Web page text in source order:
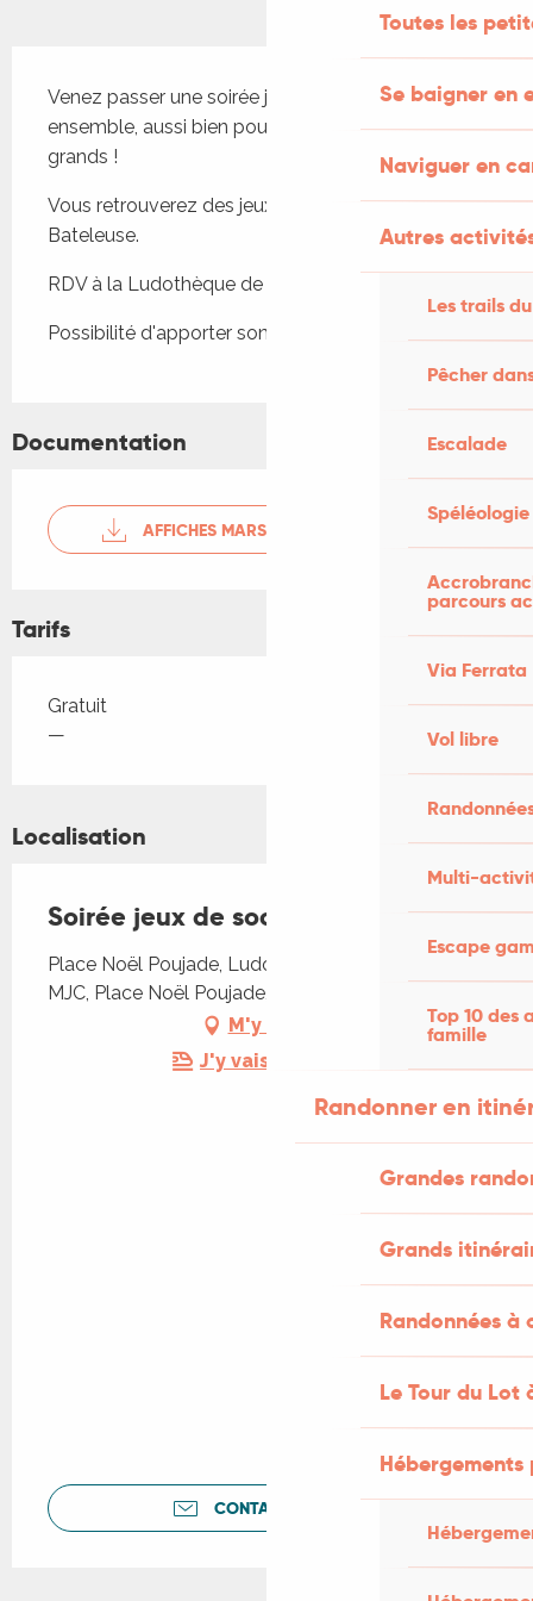
Toutes les
Se baigner en
Naviguer en
Autres
Les trails
Pêcher
Escalade
Spéléologie
parcours
Via Ferrata
Vol libre
Multi-
Escape
Top 10 des
famille
Randonner en
Grandes
Grands
Randonnées
Le Tour du Lot
Venez passer une soirée jeux en famille, à jouer
ensemble, aussi bien pour les petits que pour les
grands !
Vous retrouverez des jeux en bois géants de La
Bateleuse.
RDV à la Ludothèque de la MJC. Ouvert à tous.
Possibilité d'apporter son pique-nique
Documentation
AFFICHES MARS 2026 - 10
Tarifs
Tarifs 2026
Gratuit
—
Localisation
Soirée jeux de société
Place Noël Poujade, Ludothèque - 1er étage de la
MJC, Place Noël Poujade, 46300 Gourdon
M'y rendre
J'y vais en train !
CONTACTEZ-NOUS